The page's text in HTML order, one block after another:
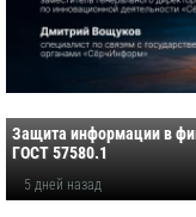
Защита информации в
ГОСТ 57580.1
5 дней назад